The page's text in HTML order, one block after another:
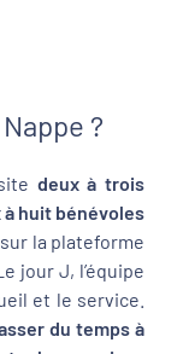
?
deux à trois
huit bénévoles
la plateforme
jour J, l’équipe
et le service.
du temps à